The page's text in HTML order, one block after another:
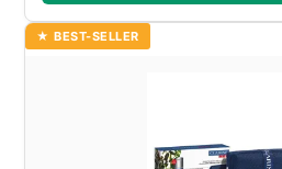
★ BEST-SELLER